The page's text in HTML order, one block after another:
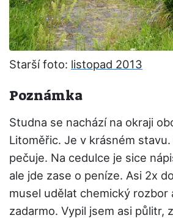
Starší foto: listopad 2013
Poznámka
Studna se nachází na okraji
Litoměřic. Je v krásném
pečuje. Na cedulce je sice
ale jde zase o peníze. Asi 2x
musel udělat chemický rozbor
zadarmo. Vypil jsem asi půlitr,